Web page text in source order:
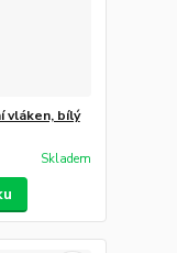
vláken, bílý
Skladem